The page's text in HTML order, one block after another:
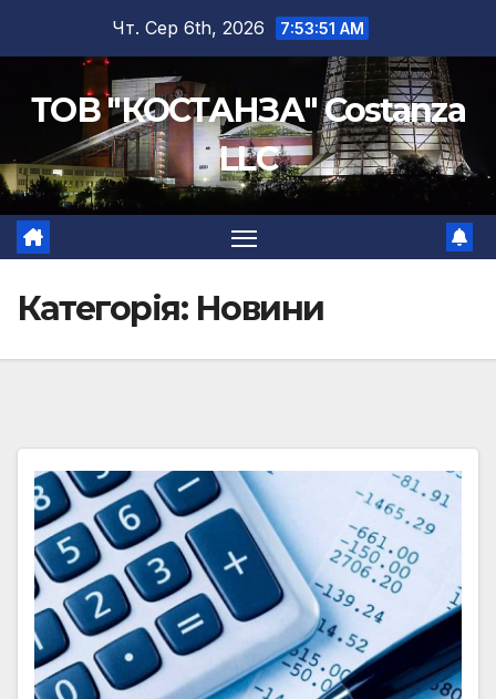
Чт. Сер 6th, 2026 7:53:53 AM
ТОВ "КОСТАНЗА" Costanza
LLC
Категорія: Новини